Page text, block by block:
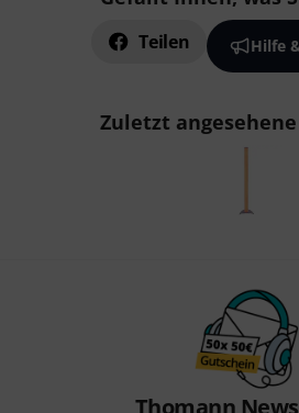
Teilen Hilfe
Zuletzt